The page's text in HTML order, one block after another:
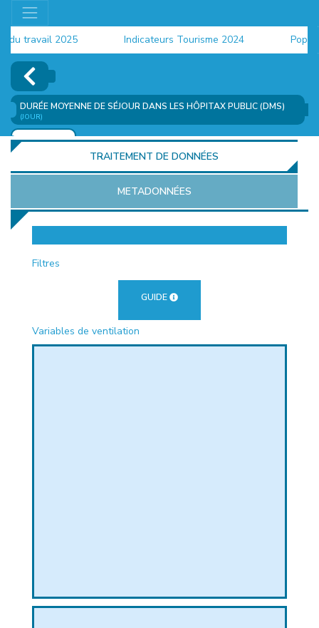
travail 2025 Indicateurs Tourisme 2024
DURÉE MOYENNE DE SÉJOUR DANS LES HÔPITAX PUBLIC (DMS)
(JOUR)
AJOUTER
TRAITEMENT DE DONNÉES
METADONNÉES
Filtres
GUIDE
Variables de ventilation